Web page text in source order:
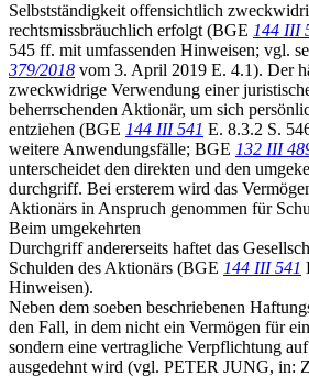
Selbstständigkeit offensichtlich
rechtsmissbräuchlich erfolgt (BGE 144 III
545 ff. mit umfassenden Hinweisen; vgl.
379/2018 vom 3. April 2019 E. 4.1). Der
zweckwidrige Verwendung einer
beherrschenden Aktionär, um sich
entziehen (BGE 144 III 541 E. 8.3.2 S.
weitere Anwendungsfälle; BGE 132 III
unterscheidet den direkten und den
durchgriff. Bei ersterem wird das
Aktionärs in Anspruch genommen für
Beim umgekehrten
Durchgriff andererseits haftet das
Schulden des Aktionärs (BGE 144 III 541
Hinweisen).
Neben dem soeben beschriebenen
den Fall, in dem nicht ein Vermögen für
sondern eine vertragliche Verpflichtung
ausgedehnt wird (vgl. PETER JUNG, in: